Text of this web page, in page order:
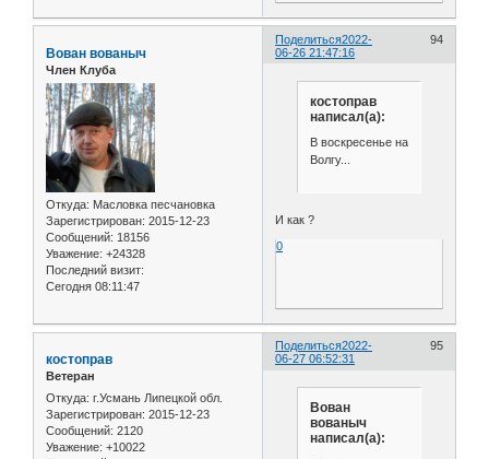
Поделиться 94
2022-
06-26 21:47:16
Вован вованыч
Член Клуба
Откуда: Масловка песчановка
Зарегистрирован: 2015-12-23
Сообщений: 18156
Уважение: +24328
Последний визит:
Сегодня 08:11:47
костоправ
написал(а):
В воскресенье на
Волгу...
И как ?
0
Поделиться 95
2022-
06-27 06:52:31
костоправ
Ветеран
Откуда: г.Усмань Липецкой обл.
Зарегистрирован: 2015-12-23
Сообщений: 2120
Уважение: +10022
Вован
вованыч
написал(а):